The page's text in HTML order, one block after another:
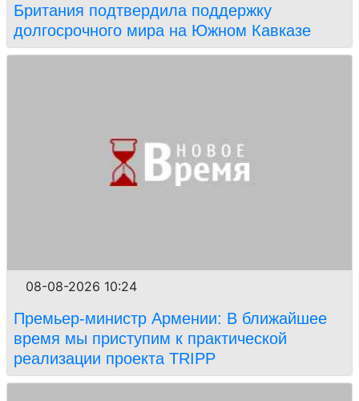
Британия подтвердила поддержку
долгосрочного мира на Южном Кавказе
08-08-2026 10:24
Премьер-министр Армении: В ближайшее
время мы приступим к практической
реализации проекта TRIPP